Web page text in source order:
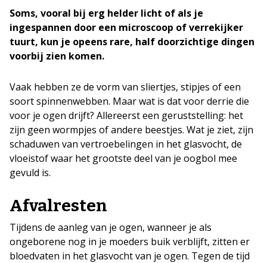
Soms, vooral bij erg helder licht of als je
ingespannen door een microscoop of verrekijker
tuurt, kun je opeens rare, half doorzichtige dingen
voorbij zien komen.
Vaak hebben ze de vorm van sliertjes, stipjes of een
soort spinnenwebben. Maar wat is dat voor derrie die
voor je ogen drijft? Allereerst een geruststelling: het
zijn geen wormpjes of andere beestjes. Wat je ziet, zijn
schaduwen van vertroebelingen in het glasvocht, de
vloeistof waar het grootste deel van je oogbol mee
gevuld is.
Afvalresten
Tijdens de aanleg van je ogen, wanneer je als
ongeborene nog in je moeders buik verblijft, zitten er
bloedvaten in het glasvocht van je ogen. Tegen de tijd